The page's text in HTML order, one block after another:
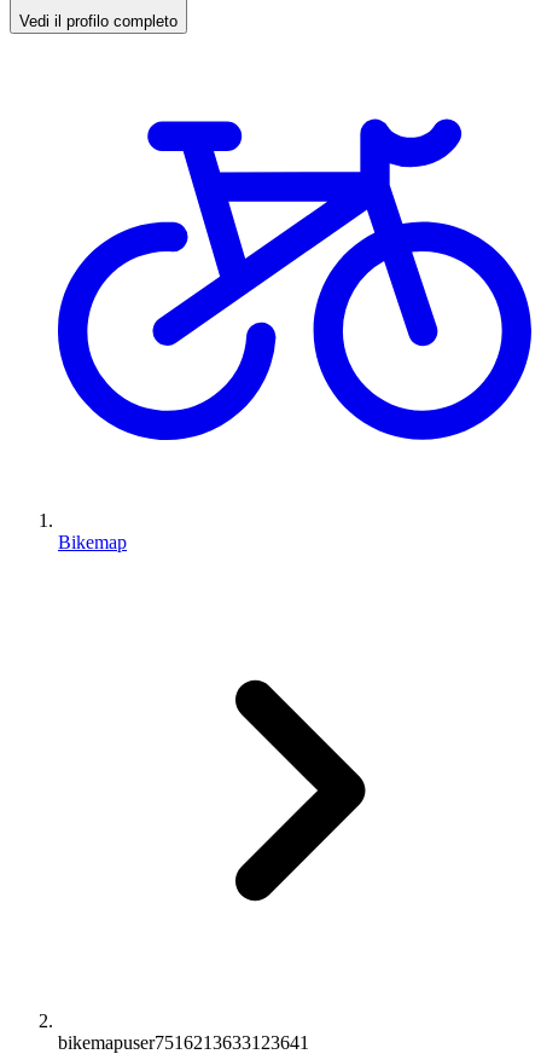
Vedi il profilo completo
Bikemap
bikemapuser7516213633123641